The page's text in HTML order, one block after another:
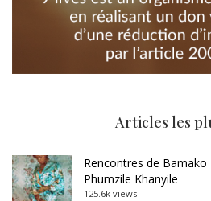
Articles les
Rencontres de
Phumzile Khanyile
125.6k views